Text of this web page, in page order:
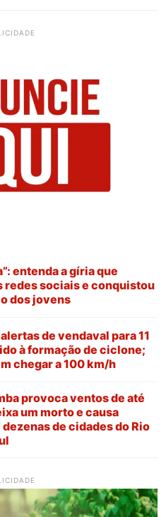
entenda a gíria que
redes sociais e conquistou
dos jovens
de vendaval para 11
à formação de ciclone;
chegar a 100 km/h
provoca ventos de até
um morto e causa
de cidades do Rio